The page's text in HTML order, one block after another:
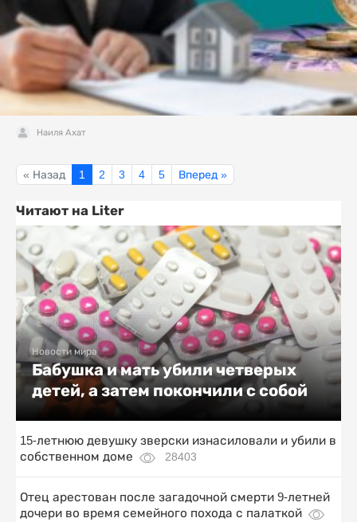
Наиля Ахат
« Назад 1 2 3 4 5 Вперед »
Читают на Liter
Новости мира
Бабушка и мать убили четверых
детей, а затем покончили с собой
15-летнюю девушку зверски изнасиловали и убили в
собственном доме
28403
Отец арестован после загадочной смерти 9-летней
дочери во время семейного похода с палаткой